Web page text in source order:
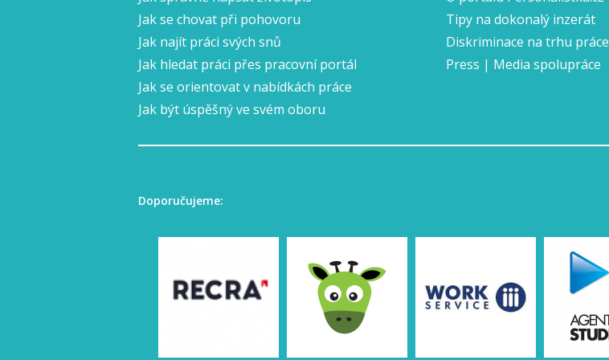
Jak se chovat při pohovoru
Jak najít práci svých snů
Jak hledat práci přes pracovní portál
Jak se orientovat v nabídkách práce
Jak být úspěšný ve svém oboru
Tipy na dokonalý inzerát
Diskriminace na trhu práce
Press | Media spolupráce
Doporučujeme: